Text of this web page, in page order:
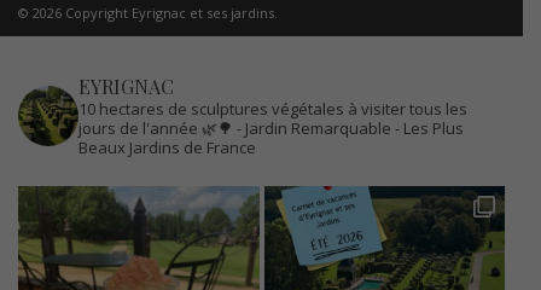
© 2026 Copyright Eyrignac et ses jardins.
EYRIGNAC
10 hectares de sculptures végétales à visiter tous les
jours de l'année 🌿🌳 - Jardin Remarquable - Les Plus
Beaux Jardins de France